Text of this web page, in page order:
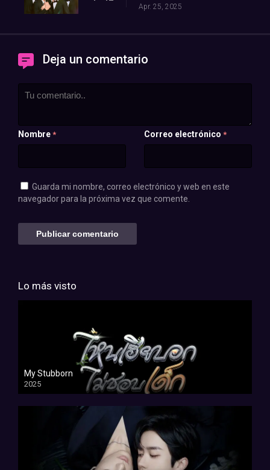
Apr. 25, 2025
Deja un comentario
Nombre * Correo electrónico *
Guarda mi nombre, correo electrónico y web en este
navegador para la próxima vez que comente.
Lo más visto
My Stubborn
2025